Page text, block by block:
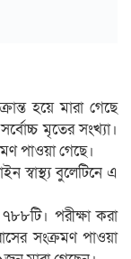
হয়ে মারা গেছে
মৃতের সংখ্যা।
পাওয়া গেছে।
স্বাস্থ্য বুলেটিনে এ
পরীক্ষা করা
সংক্রমণ পাওয়া